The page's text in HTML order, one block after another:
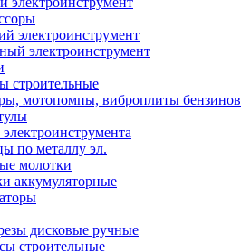
электроинструмент
электроинструмент
строительные
мотопомпы, виброплиты
по металлу эл.
молотки
аккумуляторные
дисковые ручные
строительные